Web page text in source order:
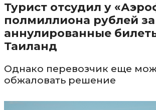
Турист отсудил у
полмиллиона рублей за
аннулированные
Таиланд
Однако перевозчик еще
обжаловать решение